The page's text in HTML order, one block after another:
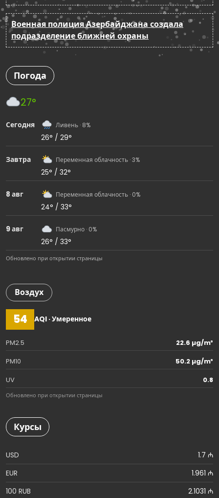
Военная полиция Азербайджана создала
подразделение ближней охраны
Погода
27°
Сегодня Ливень · 8%
26° / 29°
Завтра Переменная облачность · 3%
25° / 32°
8 авг Переменная облачность · 0%
24° / 33°
9 авг Пасмурно · 0%
26° / 33°
Обновлено при открытии страницы
Воздух
54 AQI · Умеренное
PM2.5
22.6 µg/m³
PM10
50.2 µg/m³
UV
0.8
Обновлено при открытии страницы
Курсы
USD
1.7 ₼
EUR
1.961 ₼
100 RUB
2.1031 ₼